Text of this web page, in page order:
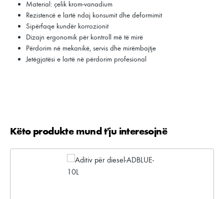
Material: çelik krom-vanadium
Rezistencë e lartë ndaj konsumit dhe deformimit
Sipërfaqe kundër korrozionit
Dizajn ergonomik për kontroll më të mirë
Përdorim në mekanikë, servis dhe mirëmbajtje
Jetëgjatësi e lartë në përdorim profesional
Kalo galerinë e produktit
Këto produkte mund t'ju interesojnë